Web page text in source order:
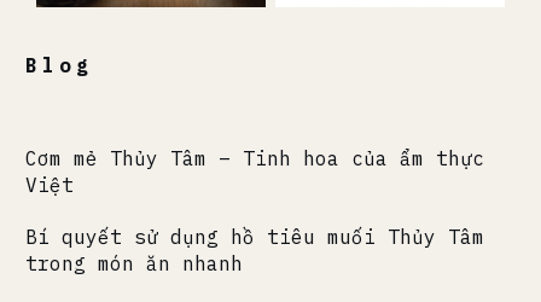
Blog
Cơm mẻ Thủy Tâm – Tinh hoa của ẩm thực
Việt
Bí quyết sử dụng hồ tiêu muối Thủy Tâm
trong món ăn nhanh